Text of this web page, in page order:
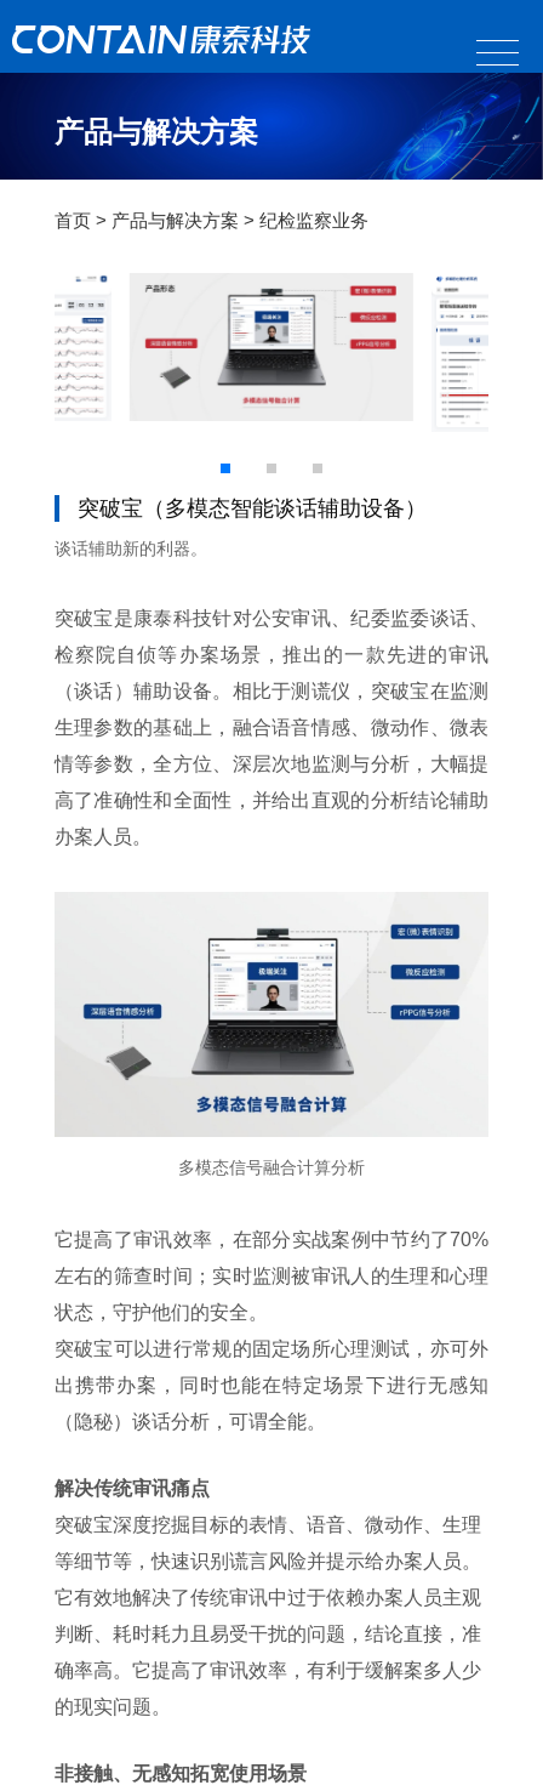
产品与解决方案
首页> 产品与解决方案 > 纪检监察业务
突破宝（多模态智能谈话辅助设备）
谈话辅助新的利器。
突破宝是康泰科技针对公安审讯、纪委监委谈话、
检察院自侦等办案场景，推出的一款先进的审讯
（谈话）辅助设备。相比于测谎仪，突破宝在监测
⽣理参数的基础上，融合语⾳情感、微动作、微表
情等参数，全方位、深层次地监测与分析，⼤幅提
高了准确性和全面性，并给出直观的分析结论辅助
办案人员。
多模态信号融合计算分析
它提高了审讯效率，在部分实战案例中节约了70%
左右的筛查时间；实时监测被审讯人的生理和心理
状态，守护他们的安全。
突破宝可以进行常规的固定场所心理测试，亦可外
出携带办案，同时也能在特定场景下进行无感知
（隐秘）谈话分析，可谓全能。
解决传统审讯痛点
突破宝深度挖掘目标的表情、语音、微动作、生理
等细节等，快速识别谎言风险并提示给办案人员。
它有效地解决了传统审讯中过于依赖办案人员主观
判断、耗时耗力且易受干扰的问题，结论直接，准
确率高。它提高了审讯效率，有利于缓解案多人少
的现实问题。
非接触、无感知拓宽使用场景